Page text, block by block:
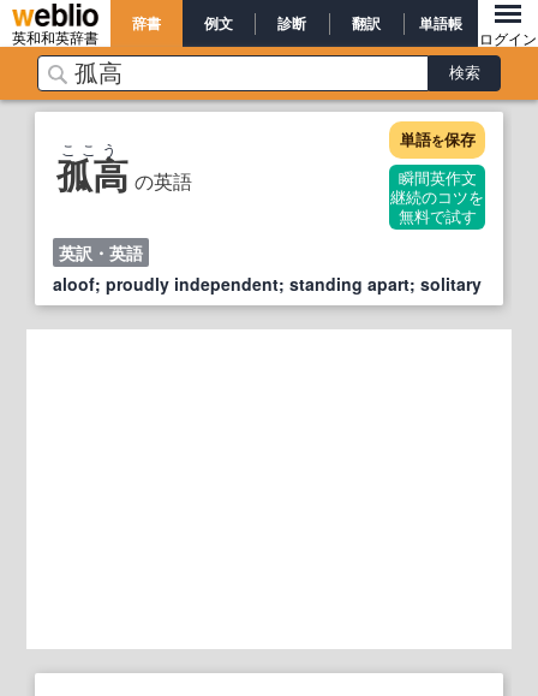
英和和英辞書
辞書 例文 診断 翻訳 単語帳
ログイン
孤高 の英語
ここう 単語を保存
瞬間英作文
継続のコツを
無料で試す
英訳・英語
aloof; proudly independent; standing apart; solitary